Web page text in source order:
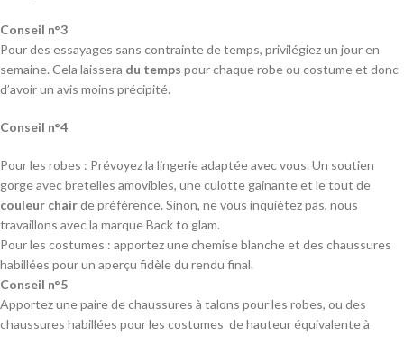
Conseil n°3
Pour des essayages sans contrainte de temps, privilégiez un jour en
semaine. Cela laissera du temps pour chaque robe ou costume et donc
d’avoir un avis moins précipité.
Conseil n°4
Pour les robes : Prévoyez la lingerie adaptée avec vous. Un soutien
gorge avec bretelles amovibles, une culotte gainante et le tout de
couleur chairde préférence. Sinon, ne vous inquiétez pas, nous
travaillons avec la marque Back to glam.
Pour les costumes : apportez une chemise blanche et des chaussures
habillées pour un aperçu fidèle du rendu final.
Conseil n°5
Apportez une paire de chaussures à talons pour les robes, ou des
chaussures habillées pour les costumes de hauteur équivalente à